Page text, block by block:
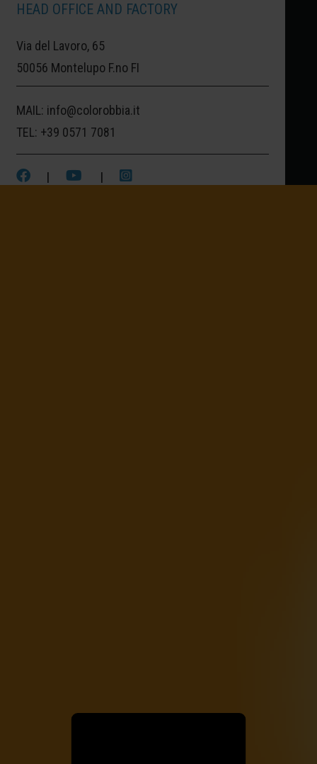
HEAD OFFICE AND FACTORY
Via del Lavoro, 65
50056 Montelupo F.no FI
MAIL: info@colorobbia.it
TEL: +39 0571 7081
| |